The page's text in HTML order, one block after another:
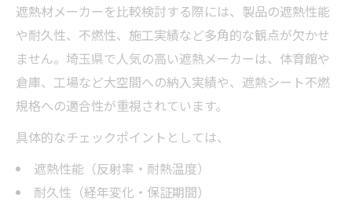
遮熱材メーカーを比較検討する際には、製品の遮熱性能
や耐久性、不燃性、施工実績など多角的な観点が欠かせ
ません。埼玉県で人気の高い遮熱メーカーは、体育館や
倉庫、工場など大空間への納入実績や、遮熱シート不燃
規格への適合性が重視されています。
具体的なチェックポイントとしては、
遮熱性能（反射率・耐熱温度）
耐久性（経年変化・保証期間）